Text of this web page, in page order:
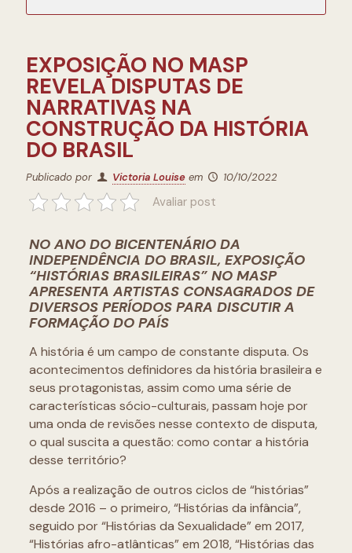
EXPOSIÇÃO NO MASP
REVELA DISPUTAS DE
NARRATIVAS NA
CONSTRUÇÃO DA HISTÓRIA
DO BRASIL
Publicado por Victoria Louise em 10/10/2022
Avaliar post
NO ANO DO BICENTENÁRIO DA
INDEPENDÊNCIA DO BRASIL, EXPOSIÇÃO
“HISTÓRIAS BRASILEIRAS” NO MASP
APRESENTA ARTISTAS CONSAGRADOS DE
DIVERSOS PERÍODOS PARA DISCUTIR A
FORMAÇÃO DO PAÍS
A história é um campo de constante disputa. Os
acontecimentos definidores da história brasileira e
seus protagonistas, assim como uma série de
características sócio-culturais, passam hoje por
uma onda de revisões nesse contexto de disputa,
o qual suscita a questão: como contar a história
desse território?
Após a realização de outros ciclos de “histórias”
desde 2016 – o primeiro, “Histórias da infância”,
seguido por “Histórias da Sexualidade” em 2017,
“Histórias afro-atlânticas” em 2018, “Histórias das